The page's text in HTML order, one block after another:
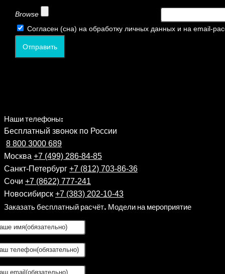
Browse
Согласен (сна) на обработку личных данных и на email-
Отправить
Наши телефоны:
Бесплатный звонок по России
8 800 3000 689
Москва +7 (499) 286-84-85
Санкт-Петербург +7 (812) 703-86-36
Сочи +7 (8622) 777-241
Новосибирск +7 (383) 202-10-43
Заказать бесплатный расчёт. Модели на мероприятие